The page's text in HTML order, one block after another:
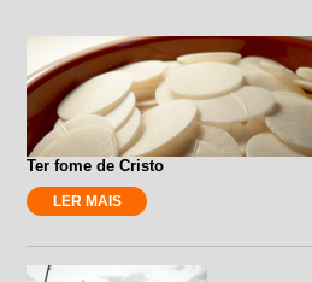
Ter fome de Cristo
LER MAIS